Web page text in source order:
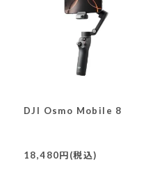
DJI Osmo Mobile 8
18,480円(税込)